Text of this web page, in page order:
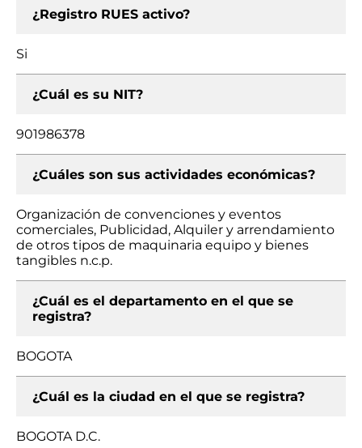
¿Registro RUES activo?
Si
¿Cuál es su NIT?
901986378
¿Cuáles son sus actividades económicas?
Organización de convenciones y eventos
comerciales, Publicidad, Alquiler y arrendamiento
de otros tipos de maquinaria equipo y bienes
tangibles n.c.p.
¿Cuál es el departamento en el que se
registra?
BOGOTA
¿Cuál es la ciudad en el que se registra?
BOGOTA D.C.